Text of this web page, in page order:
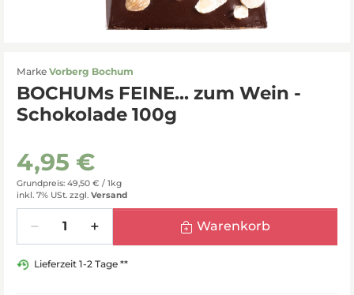
Marke Vorberg Bochum
BOCHUMs FEINE... zum Wein -
Schokolade 100g
4,95 €
Grundpreis: 49,50 € / 1kg
inkl. 7% USt. zzgl. Versand
Warenkorb
Lieferzeit 1-2 Tage **